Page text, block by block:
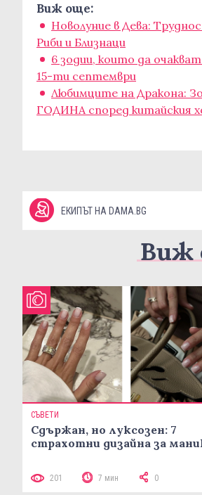
Виж още:
Новолуние в Дева:
Риби и Близнаци
6 зодии, които да
15-ти септември
Любимците на Дракона:
ГОДИНА според китайския
ЕКИПЪТ НА DAMA.BG
Виж
СЪВЕТИ
Сдържан, но луксозен: 7
страхотни дизайна за
201 7 мин 0